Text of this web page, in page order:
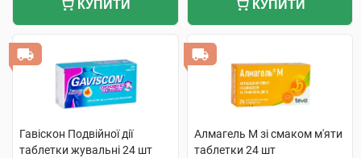
КУПИТИ КУПИТИ
Гавіскон Подвійної дії
таблетки жувальні 24 шт
Алмагель М зі смаком м'яти
таблетки 24 шт